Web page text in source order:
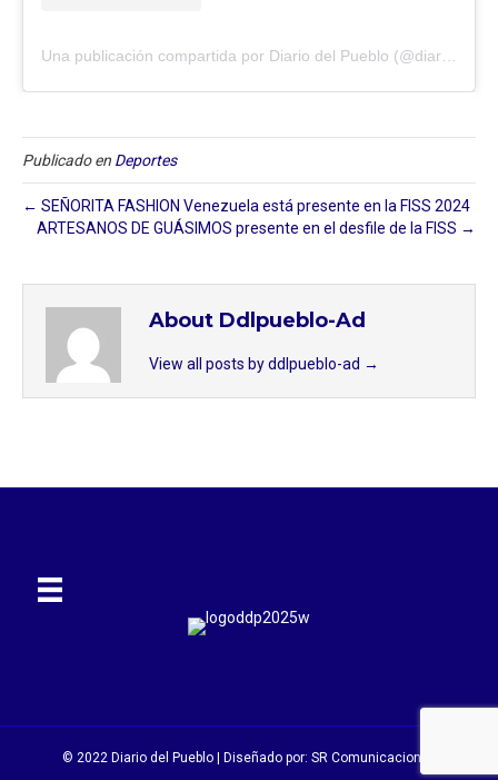
Publicado en Deportes
← SEÑORITA FASHION Venezuela está presente en la FISS 2024
ARTESANOS DE GUÁSIMOS presente en el desfile de la FISS →
About Ddlpueblo-Ad
View all posts by ddlpueblo-ad →
© 2022 Diario del Pueblo | Diseñado por: SR Comunicaciones